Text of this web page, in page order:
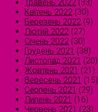
Травень 2022 (33)
Квітень 2022 (30)
Березень 2022 (9)
Лютий 2022 (27)
Січень 2022 (30)
Грудень 2021 (38)
Листопад 2021 (20)
Жовтень 2021 (21)
Вересень 2021 (15)
Серпень 2021 (29)
Липень 2021 (16)
Червень 2021 (23)